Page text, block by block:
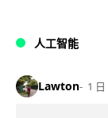
人工智能
Lawton 1 日